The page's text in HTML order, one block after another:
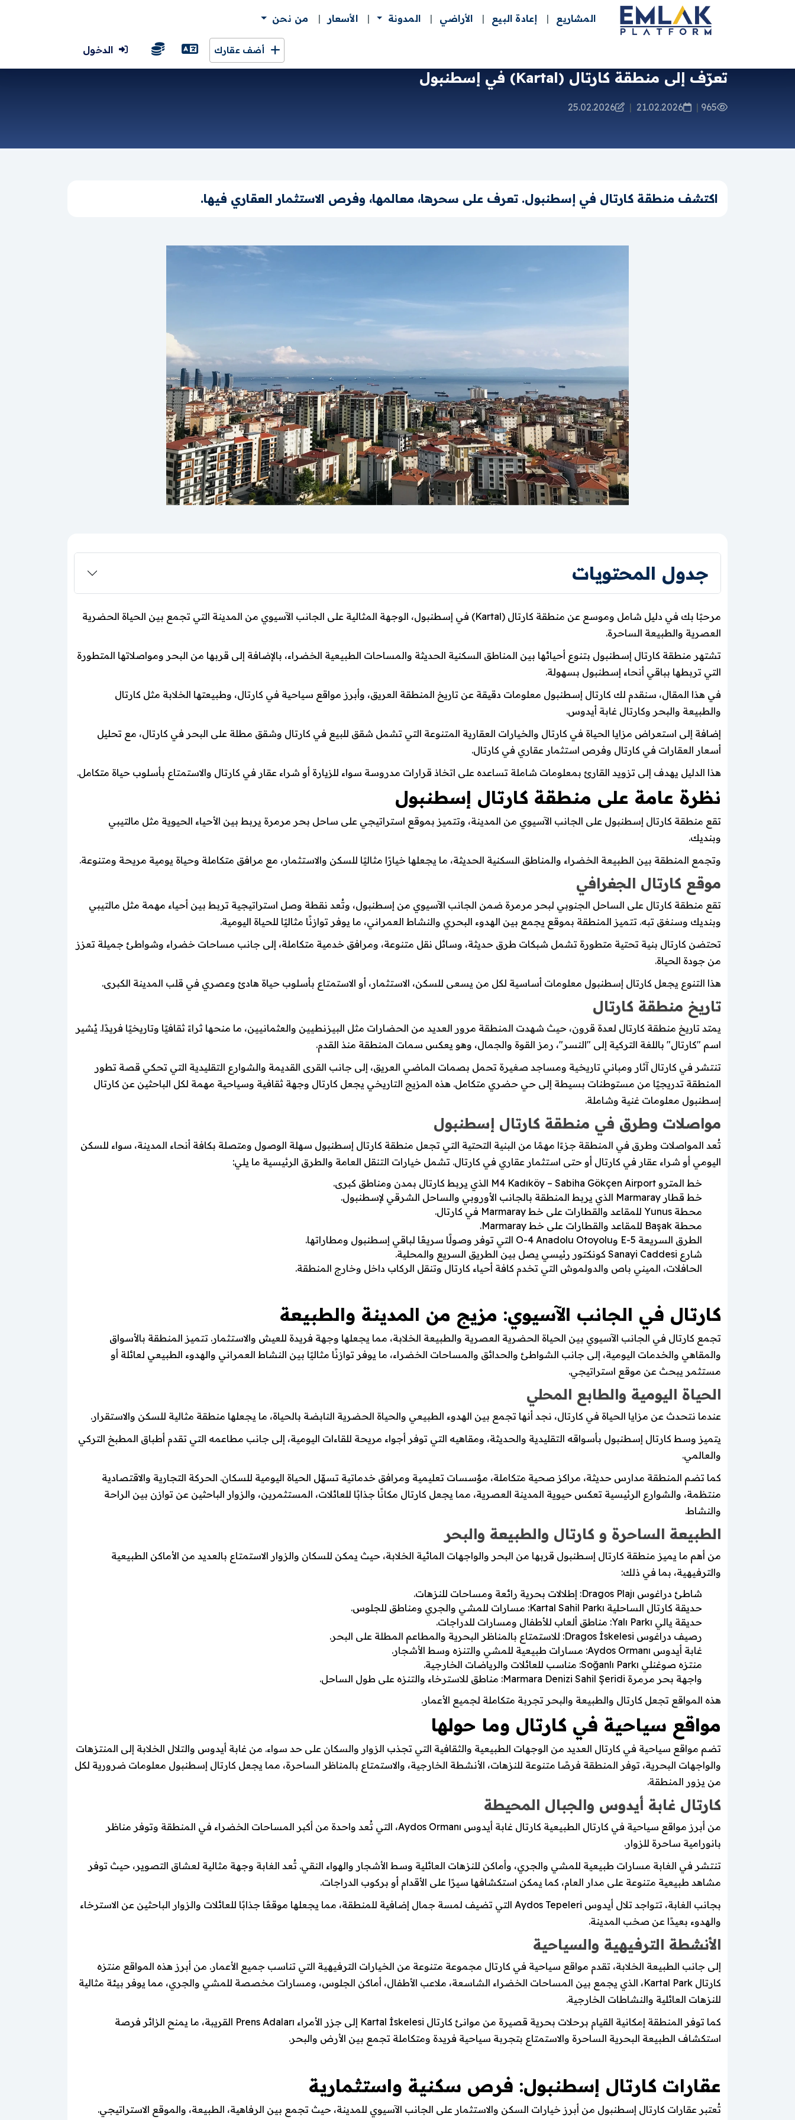
المشاريع إعادة البيع الأراضي المدونة الأسعار من نحن
أضف عقارك الدخول
تعرّف إلى منطقة كارتال (Kartal) في إسطنبول
965
|
21.02.2026
|
25.02.2026
اكتشف منطقة كارتال في إسطنبول. تعرف على سحرها، معالمها، وفرص الاستثمار العقاري فيها.
جدول المحتويات
مرحبًا بك في دليل شامل وموسع عن منطقة كارتال (Kartal) في إسطنبول، الوجهة المثالية على الجانب الآسيوي من المدينة التي تجمع بين الحياة الحضرية
العصرية والطبيعة الساحرة.
تشتهر منطقة كارتال إسطنبول بتنوع أحيائها بين المناطق السكنية الحديثة والمساحات الطبيعية الخضراء، بالإضافة إلى قربها من البحر ومواصلاتها المتطورة
التي تربطها بباقي أنحاء إسطنبول بسهولة.
في هذا المقال، سنقدم لك كارتال إسطنبول معلومات دقيقة عن تاريخ المنطقة العريق، وأبرز مواقع سياحية في كارتال، وطبيعتها الخلابة مثل كارتال
والطبيعة والبحر وكارتال غابة أيدوس.
إضافة إلى استعراض مزايا الحياة في كارتال والخيارات العقارية المتنوعة التي تشمل شقق للبيع في كارتال وشقق مطلة على البحر في كارتال، مع تحليل
أسعار العقارات في كارتال وفرص استثمار عقاري في كارتال.
هذا الدليل يهدف إلى تزويد القارئ بمعلومات شاملة تساعده على اتخاذ قرارات مدروسة سواء للزيارة أو شراء عقار في كارتال والاستمتاع بأسلوب حياة متكامل.
نظرة عامة على منطقة كارتال إسطنبول
تقع منطقة كارتال إسطنبول على الجانب الآسيوي من المدينة، وتتميز بموقع استراتيجي على ساحل بحر مرمرة يربط بين الأحياء الحيوية مثل مالتيبي
وبنديك.
وتجمع المنطقة بين الطبيعة الخضراء والمناطق السكنية الحديثة، ما يجعلها خيارًا مثاليًا للسكن والاستثمار، مع مرافق متكاملة وحياة يومية مريحة ومتنوعة.
موقع كارتال الجغرافي
تقع منطقة كارتال على الساحل الجنوبي لبحر مرمرة ضمن الجانب الآسيوي من إسطنبول، وتُعد نقطة وصل استراتيجية تربط بين أحياء مهمة مثل مالتيبي
وبنديك وسنغق تبه. تتميز المنطقة بموقع يجمع بين الهدوء البحري والنشاط العمراني، ما يوفر توازنًا مثاليًا للحياة اليومية.
تحتضن كارتال بنية تحتية متطورة تشمل شبكات طرق حديثة، وسائل نقل متنوعة، ومرافق خدمية متكاملة، إلى جانب مساحات خضراء وشواطئ جميلة تعزز
من جودة الحياة.
هذا التنوع يجعل كارتال إسطنبول معلومات أساسية لكل من يسعى للسكن، الاستثمار، أو الاستمتاع بأسلوب حياة هادئ وعصري في قلب المدينة الكبرى.
تاريخ منطقة كارتال
يمتد تاريخ منطقة كارتال لعدة قرون، حيث شهدت المنطقة مرور العديد من الحضارات مثل البيزنطيين والعثمانيين، ما منحها ثراءً ثقافيًا وتاريخيًا فريدًا. يُشير
اسم "كارتال" باللغة التركية إلى "النسر"، رمز القوة والجمال، وهو يعكس سمات المنطقة منذ القدم.
تنتشر في كارتال آثار ومباني تاريخية ومساجد صغيرة تحمل بصمات الماضي العريق، إلى جانب القرى القديمة والشوارع التقليدية التي تحكي قصة تطور
المنطقة تدريجيًا من مستوطنات بسيطة إلى حي حضري متكامل. هذه المزيج التاريخي يجعل كارتال وجهة ثقافية وسياحية مهمة لكل الباحثين عن كارتال
إسطنبول معلومات غنية وشاملة.
مواصلات وطرق في منطقة كارتال إسطنبول
تُعد المواصلات وطرق في المنطقة جزءًا مهمًا من البنية التحتية التي تجعل منطقة كارتال إسطنبول سهلة الوصول ومتصلة بكافة أنحاء المدينة، سواء للسكن
اليومي أو شراء عقار في كارتال أو حتى استثمار عقاري في كارتال. تشمل خيارات التنقل العامة والطرق الرئيسية ما يلي:
خط المترو M4 Kadıköy – Sabiha Gökçen Airport الذي يربط كارتال بمدن ومناطق كبرى.
خط قطار Marmaray الذي يربط المنطقة بالجانب الأوروبي والساحل الشرقي لإسطنبول.
محطة Yunus للمقاعد والقطارات على خط Marmaray في كارتال.
محطة Başak للمقاعد والقطارات على خط Marmaray.
الطرق السريعة E-5 وO-4 Anadolu Otoyolu التي توفر وصولًا سريعًا لباقي إسطنبول ومطاراتها.
شارع Sanayi Caddesi كونكتور رئيسي يصل بين الطريق السريع والمحلية.
الحافلات، الميني باص والدولموش التي تخدم كافة أحياء كارتال وتنقل الركاب داخل وخارج المنطقة.
كارتال في الجانب الآسيوي: مزيج من المدينة والطبيعة
تجمع كارتال في الجانب الآسيوي بين الحياة الحضرية العصرية والطبيعة الخلابة، مما يجعلها وجهة فريدة للعيش والاستثمار. تتميز المنطقة بالأسواق
والمقاهي والخدمات اليومية، إلى جانب الشواطئ والحدائق والمساحات الخضراء، ما يوفر توازنًا مثاليًا بين النشاط العمراني والهدوء الطبيعي لعائلة أو
مستثمر يبحث عن موقع استراتيجي.
الحياة اليومية والطابع المحلي
عندما نتحدث عن مزايا الحياة في كارتال، نجد أنها تجمع بين الهدوء الطبيعي والحياة الحضرية النابضة بالحياة، ما يجعلها منطقة مثالية للسكن والاستقرار.
يتميز وسط كارتال إسطنبول بأسواقه التقليدية والحديثة، ومقاهيه التي توفر أجواء مريحة للقاءات اليومية، إلى جانب مطاعمه التي تقدم أطباق المطبخ التركي
والعالمي.
كما تضم المنطقة مدارس حديثة، مراكز صحية متكاملة، مؤسسات تعليمية ومرافق خدماتية تسهّل الحياة اليومية للسكان. الحركة التجارية والاقتصادية
منتظمة، والشوارع الرئيسية تعكس حيوية المدينة العصرية، مما يجعل كارتال مكانًا جذابًا للعائلات، المستثمرين، والزوار الباحثين عن توازن بين الراحة
والنشاط.
الطبيعة الساحرة و كارتال والطبيعة والبحر
من أهم ما يميز منطقة كارتال إسطنبول قربها من البحر والواجهات المائية الخلابة، حيث يمكن للسكان والزوار الاستمتاع بالعديد من الأماكن الطبيعية
والترفيهية، بما في ذلك:
شاطئ دراغوس Dragos Plajı: إطلالات بحرية رائعة ومساحات للنزهات.
حديقة كارتال الساحلية Kartal Sahil Parkı: مسارات للمشي والجري ومناطق للجلوس.
حديقة يالي Yalı Parkı: مناطق ألعاب للأطفال ومسارات للدراجات.
رصيف دراغوس Dragos İskelesi: للاستمتاع بالمناظر البحرية والمطاعم المطلة على البحر.
غابة أيدوس Aydos Ormanı: مسارات طبيعية للمشي والتنزه وسط الأشجار.
منتزه صوغنلي Soğanlı Parkı: مناسب للعائلات والرياضات الخارجية.
واجهة بحر مرمرة Marmara Denizi Sahil Şeridi: مناطق للاسترخاء والتنزه على طول الساحل.
هذه المواقع تجعل كارتال والطبيعة والبحر تجربة متكاملة لجميع الأعمار.
مواقع سياحية في كارتال وما حولها
تضم مواقع سياحية في كارتال العديد من الوجهات الطبيعية والثقافية التي تجذب الزوار والسكان على حد سواء. من غابة أيدوس والتلال الخلابة إلى المنتزهات
والواجهات البحرية، توفر المنطقة فرصًا متنوعة للنزهات، الأنشطة الخارجية، والاستمتاع بالمناظر الساحرة، مما يجعل كارتال إسطنبول معلومات ضرورية لكل
من يزور المنطقة.
كارتال غابة أيدوس والجبال المحيطة
من أبرز مواقع سياحية في كارتال الطبيعية كارتال غابة أيدوس Aydos Ormanı، التي تُعد واحدة من أكبر المساحات الخضراء في المنطقة وتوفر مناظر
بانورامية ساحرة للزوار.
تنتشر في الغابة مسارات طبيعية للمشي والجري، وأماكن للنزهات العائلية وسط الأشجار والهواء النقي. تُعد الغابة وجهة مثالية لعشاق التصوير، حيث توفر
مشاهد طبيعية متنوعة على مدار العام، كما يمكن استكشافها سيرًا على الأقدام أو بركوب الدراجات.
بجانب الغابة، تتواجد تلال أيدوس Aydos Tepeleri التي تضيف لمسة جمال إضافية للمنطقة، مما يجعلها موقعًا جذابًا للعائلات والزوار الباحثين عن الاسترخاء
والهدوء بعيدًا عن صخب المدينة.
الأنشطة الترفيهية والسياحية
إلى جانب الطبيعة الخلابة، تقدم مواقع سياحية في كارتال مجموعة متنوعة من الخيارات الترفيهية التي تناسب جميع الأعمار. من أبرز هذه المواقع منتزه
كارتال Kartal Park، الذي يجمع بين المساحات الخضراء الشاسعة، ملاعب الأطفال، أماكن الجلوس، ومسارات مخصصة للمشي والجري، مما يوفر بيئة مثالية
للنزهات العائلية والنشاطات الخارجية.
كما توفر المنطقة إمكانية القيام برحلات بحرية قصيرة من موانئ كارتال Kartal İskelesi إلى جزر الأمراء Prens Adaları القريبة، ما يمنح الزائر فرصة
استكشاف الطبيعة البحرية الساحرة والاستمتاع بتجربة سياحية فريدة ومتكاملة تجمع بين الأرض والبحر.
عقارات كارتال إسطنبول: فرص سكنية واستثمارية
تُعتبر عقارات كارتال إسطنبول من أبرز خيارات السكن والاستثمار على الجانب الآسيوي للمدينة، حيث تجمع بين الرفاهية، الطبيعة، والموقع الاستراتيجي.